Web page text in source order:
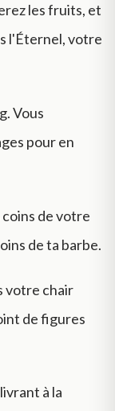
les fruits, et
l'Éternel, votre
Vous
pour en
de votre
de ta barbe.
votre chair
de figures
à la